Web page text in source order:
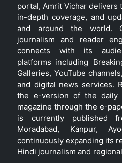
portal, Amrit Vichar delivers
in-depth coverage, and
and around the world.
journalism and reader
connects with its
platforms including
Galleries, YouTube
and digital news services.
the e-version of the daily
magazine through the e-
is currently published
Moradabad, Kanpur,
continuously expanding its
Hindi journalism and